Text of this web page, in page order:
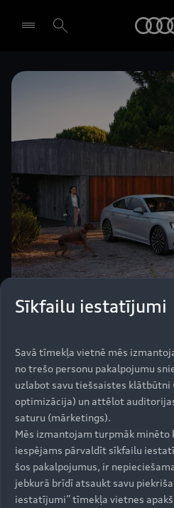
Jūsu Audi A5
pieprasījuma
2020. gada un
modeļiem ir
aprīkojums:
Sīkfailu iestatījumi
Savā tīmekļa vietnē mēs
no trešo personu pakalpojumu
uzlabot savu tiešsaistes
optimizācija) un attēlot
saturu (mārketings).
Mēs izmantojam turpmāk minēto
iespējams pārvaldīt sīkfailu
šos pakalpojumus, ir
jebkurā brīdī atsaukt savu
iestatījumi” tīmekļa vietnes